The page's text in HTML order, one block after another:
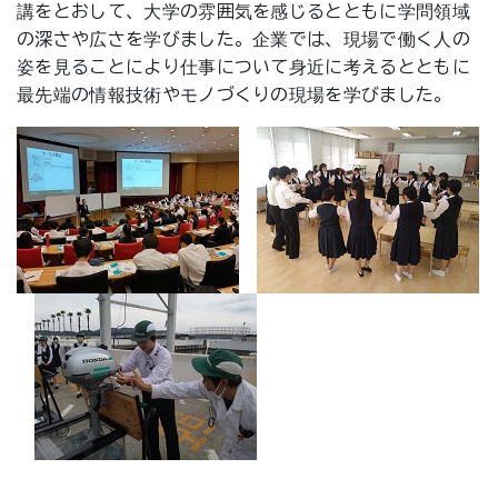
講をとおして、大学の雰囲気を感じるとともに学問領域
の深さや広さを学びました。企業では、現場で働く人の
姿を見ることにより仕事について身近に考えるとともに
最先端の情報技術やモノづくりの現場を学びました。